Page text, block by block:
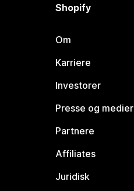
Shopify
Om
Karriere
Investorer
Presse og medier
Partnere
Affiliates
Juridisk